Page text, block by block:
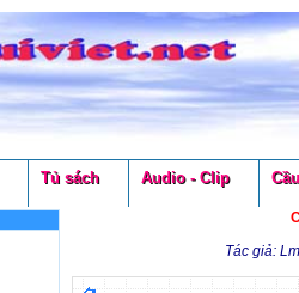
Tủ sách Audio - Clip
Tác giả: